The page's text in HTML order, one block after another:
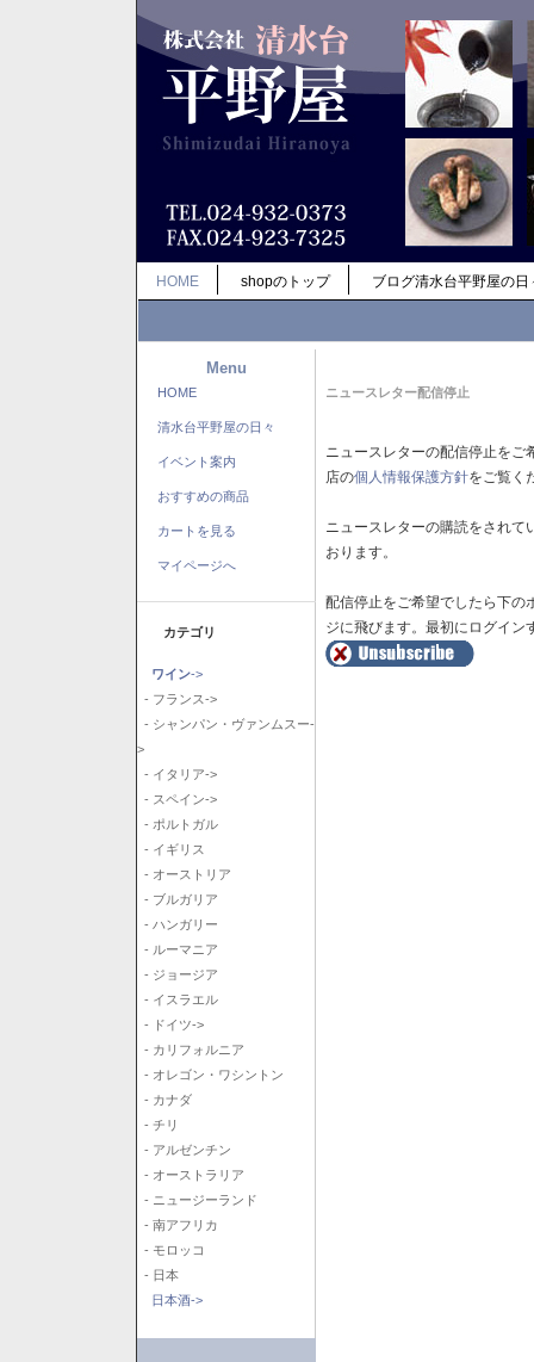
HOME shopのトップ ブログ清水台平野屋の日
Menu
HOME
清水台平野屋の日々
イベント案内
おすすめの商品
カートを見る
マイページへ
カテゴリ
ワイン->
- フランス->
- シャンパン・ヴァンムスー-
>
- イタリア->
- スペイン->
- ポルトガル
- イギリス
- オーストリア
- ブルガリア
- ハンガリー
- ルーマニア
- ジョージア
- イスラエル
- ドイツ->
- カリフォルニア
- オレゴン・ワシントン
- カナダ
- チリ
- アルゼンチン
- オーストラリア
- ニュージーランド
- 南アフリカ
- モロッコ
- 日本
日本酒->
ニュースレター配信停止
ニュースレターの配信停止を
店の個人情報保護方針をご覧く
ニュースレターの購読をされ
おります。
配信停止をご希望でしたら下の
ジに飛びます。最初にログイン